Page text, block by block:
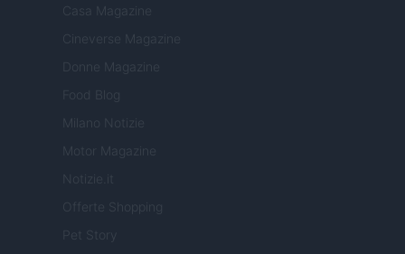
Casa Magazine
Cineverse Magazine
Donne Magazine
Food Blog
Milano Notizie
Motor Magazine
Notizie.it
Offerte Shopping
Pet Story